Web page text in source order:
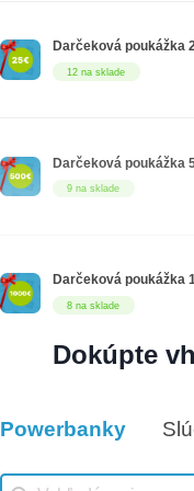
12 na sklade
Darčeková poukážka
9 na sklade
Darčeková poukážka
8 na sklade
Darčeková poukážka
7 na sklade
Dokúpte
Vhodné
Powerbanky
Search content